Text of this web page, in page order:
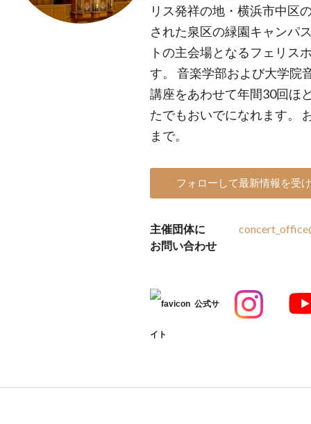
リス発祥の地・横浜市中区
された泉区の緑園キャンパ
トの主会場となるフェリス
す。 音楽学部および大学院
講座をあわせて年間30回ほ
たでもおいでになれます。
まで。
フォローして最新情報を受
主催団体に
お問い合わせ
公式サ
イト